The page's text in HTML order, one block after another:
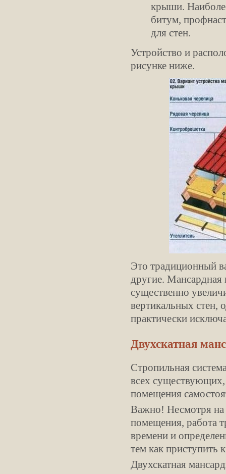
крыши.
битум,
для стен.
Устройство и
рисунке ниже.
Это традиционный
другие. Мансардная
существенно
вертикальных стен,
практически
Двухскатная
Стропильная
всех существующих,
помещения
Важно! Несмотря на
помещения, работа
времени и
тем как приступить
Двухскатная